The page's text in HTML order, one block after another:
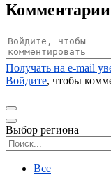
Получать на e‑mail
Войдите, чтобы
Выбор региона
Все